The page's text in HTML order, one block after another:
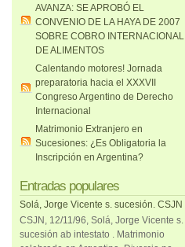
AVANZA: SE APROBÓ EL
CONVENIO DE LA HAYA DE 2007
SOBRE COBRO INTERNACIONAL
DE ALIMENTOS
Calentando motores! Jornada
preparatoria hacia el XXXVII
Congreso Argentino de Derecho
Internacional
Matrimonio Extranjero en
Sucesiones: ¿Es Obligatoria la
Inscripción en Argentina?
Entradas populares
Solá, Jorge Vicente s. sucesión. CSJN
CSJN, 12/11/96, Solá, Jorge Vicente s.
sucesión ab intestato . Matrimonio